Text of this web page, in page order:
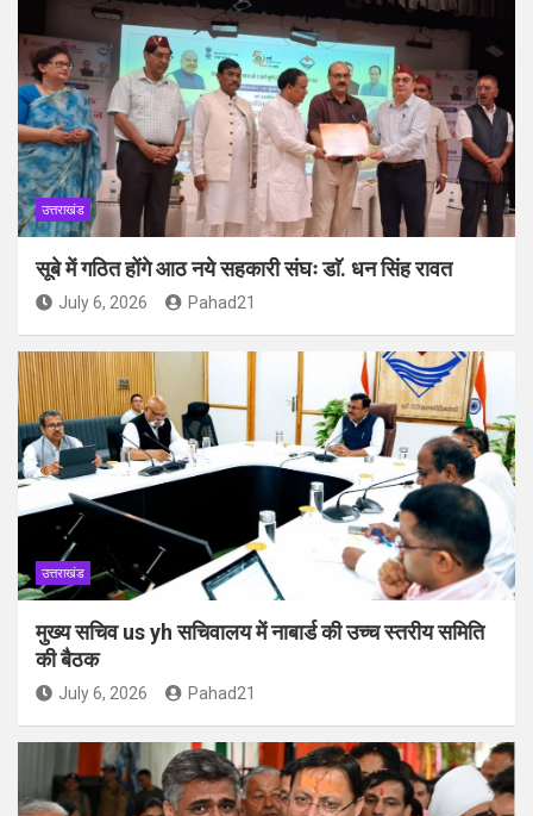
उत्तराखंड
सूबे में गठित होंगे आठ नये सहकारी संघः डाॅ. धन सिंह रावत
July 6, 2026 Pahad21
उत्तराखंड
मुख्य सचिव us yh सचिवालय में नाबार्ड की उच्च स्तरीय समिति
की बैठक
July 6, 2026 Pahad21